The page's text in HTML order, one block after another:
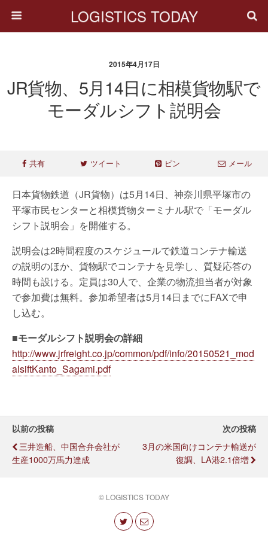
LOGISTICS TODAY
2015年4月17日
JR貨物、5月14日に相模貨物駅で
モーダルシフト説明会
共有 ツイート ピン メール
日本貨物鉄道（JR貨物）は5月14日、神奈川県平塚市の
平塚市民センターと相模貨物ターミナル駅で「モーダル
シフト説明会」を開催する。
説明会は2時間程度のスケジュールで鉄道コンテナ輸送
の説明のほか、貨物駅でコンテナを見学し、質疑応答の
時間も設ける。定員は30人で、企業の物流担当者が対象
で参加費は無料。参加希望者は5月14日までにFAXで申
し込む。
■モーダルシフト説明会の詳細
http://www.jrfreight.co.jp/common/pdf/info/20150521_mod
alsiftKanto_Sagami.pdf
以前の投稿
三井造船、中国合弁会社が
生産1000万馬力達成
次の投稿
3月の米国向けコンテナ輸送が
復調、LA港2.1倍増
© LOGISTICS TODAY